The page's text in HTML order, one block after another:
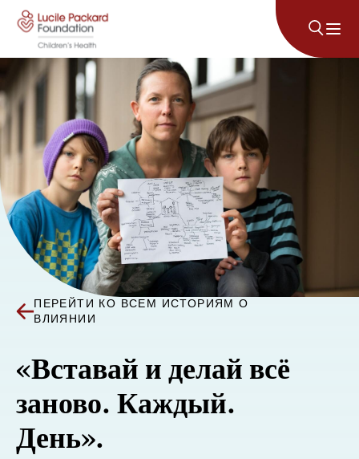
Перейти к содержанию
ПЕРЕЙТИ КО ВСЕМ ИСТОРИЯМ О
ВЛИЯНИИ
«Вставай и делай всё
заново. Каждый.
День».